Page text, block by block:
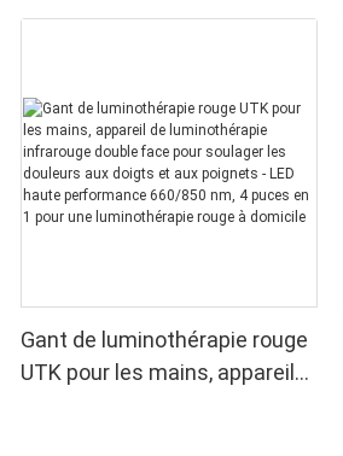
Gant de luminothérapie rouge
UTK pour les mains, appareil